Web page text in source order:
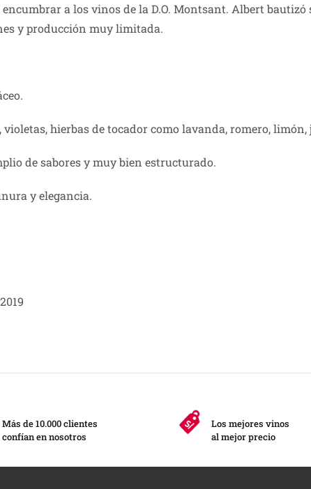
a los vinos de la D.O. Montsant. Albert bautizó
y producción muy limitada.
hierbas de tocador como lavanda, romero, limón,
de sabores y muy bien estructurado.
y elegancia.
Más de 10.000 clientes
confían en nosotros
Los mejores vinos
al mejor precio